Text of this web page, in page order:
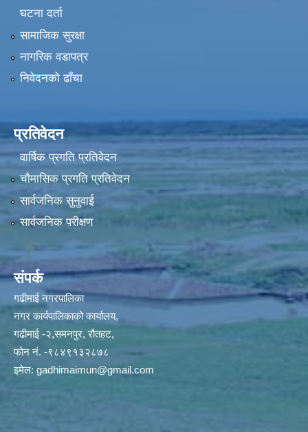
घटना दर्ता
सामाजिक सुरक्षा
नागरिक वडापत्र
निवेदनको ढाँचा
प्रतिवेदन
वार्षिक प्रगति प्रतिवेदन
चौमासिक प्रगति प्रतिवेदन
सार्वजनिक सुनुवाई
सार्वजनिक परीक्षण
संपर्क
गढीमाई नगरपालिका
नगर कार्यपालिकाको कार्यालय,
गढीमाई -२,समनपुर, रौतहट,
फोन नं. -९८४९१३२८७८
इमेल: gadhimaimun@gmail.com